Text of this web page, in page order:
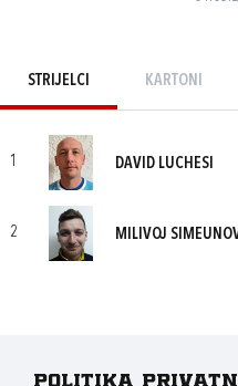
STRIJELCI KARTONI
1 DAVID LUCHESI
2 MILIVOJ
Politika